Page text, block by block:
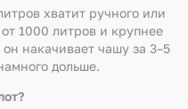
хватит ручного или
1000 литров и крупнее
накачивает чашу за 3–5
дольше.